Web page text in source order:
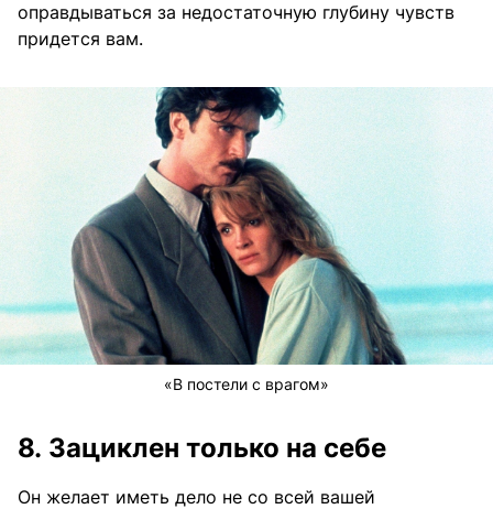
оправдываться за недостаточную глубину чувств
придется вам.
«В постели с врагом»
8. Зациклен только на себе
Он желает иметь дело не со всей вашей